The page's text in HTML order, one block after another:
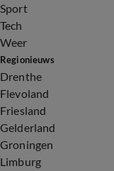
Sport
Tech
Weer
Regionieuws
Drenthe
Flevoland
Friesland
Gelderland
Groningen
Limburg